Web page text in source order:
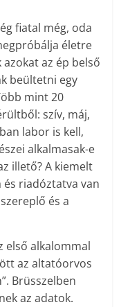
fiatal még, oda
életre
az ép belső
beültetni egy
mint 20
szív, máj,
labor is kell,
alkalmasak-e
illető? A kiemelt
és riadóztatva van
és a
első alkalommal
az altatóorvos
Brüsszelben
az adatok.